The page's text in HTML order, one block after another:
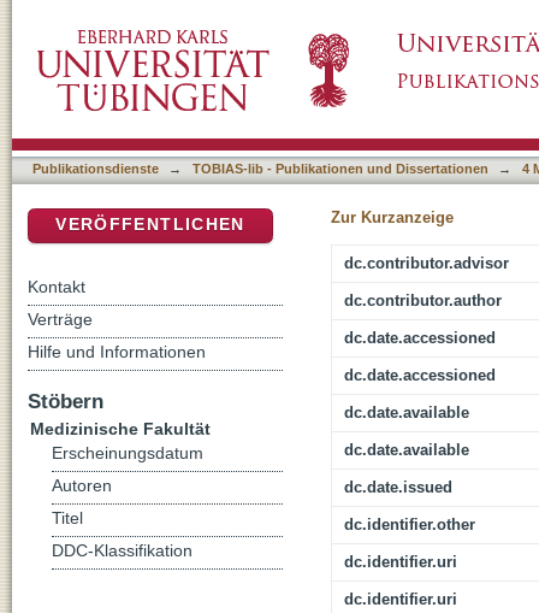
Publikationsdienste → TOBIAS-lib - Publikationen und Dissertationen → 4
Zur Kurzanzeige
dc.contributor.advisor
dc.contributor.author
dc.date.accessioned
dc.date.accessioned
dc.date.available
dc.date.available
dc.date.issued
dc.identifier.other
dc.identifier.uri
dc.identifier.uri
VERÖFFENTLICHEN
Kontakt
Verträge
Hilfe und Informationen
Stöbern
Medizinische Fakultät
Erscheinungsdatum
Autoren
Titel
DDC-Klassifikation